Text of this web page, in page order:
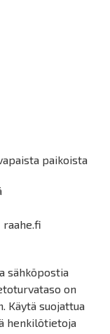
paikoista
raahe.fi
sähköpostia
on
Käytä suojattua
henkilötietoja